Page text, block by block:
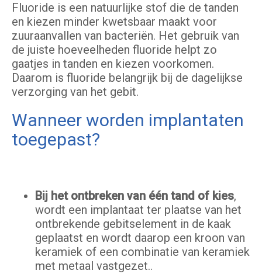
Fluoride is een natuurlijke stof die de tanden
en kiezen minder kwetsbaar maakt voor
zuuraanvallen van bacteriën. Het gebruik van
de juiste hoeveelheden fluoride helpt zo
gaatjes in tanden en kiezen voorkomen.
Daarom is fluoride belangrijk bij de dagelijkse
verzorging van het gebit.
Wanneer worden implantaten
toegepast?
Bij het ontbreken van één tand of kies,
wordt een implantaat ter plaatse van het
ontbrekende gebitselement in de kaak
geplaatst en wordt daarop een kroon van
keramiek of een combinatie van keramiek
met metaal vastgezet..